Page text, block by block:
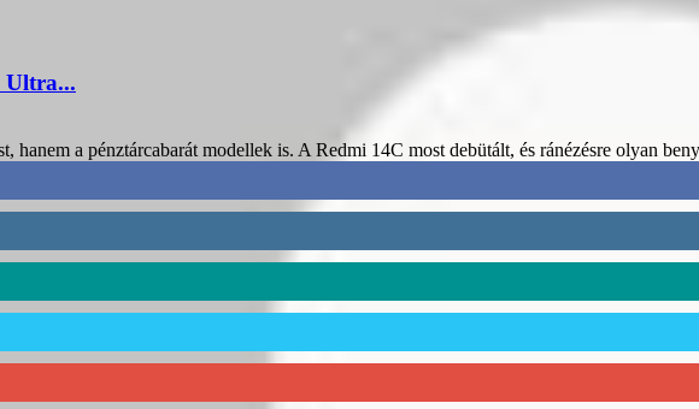
Ultra...
hanem a pénztárcabarát modellek is. A Redmi 14C most debütált, és ránézésre olyan